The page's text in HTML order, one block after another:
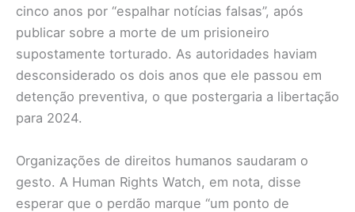
cinco anos por “espalhar notícias falsas”, após
publicar sobre a morte de um prisioneiro
supostamente torturado. As autoridades haviam
desconsiderado os dois anos que ele passou em
detenção preventiva, o que postergaria a libertação
para 2024.
Organizações de direitos humanos saudaram o
gesto. A Human Rights Watch, em nota, disse
esperar que o perdão marque “um ponto de